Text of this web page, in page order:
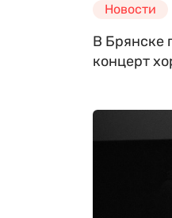
Новости
В Брянске
концерт